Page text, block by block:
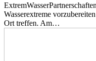
Wasserextreme
Ort treffen. Am…